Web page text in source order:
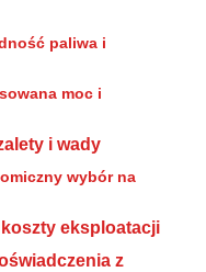
paliwa i
moc i
i wady
wybór na
eksploatacji
z